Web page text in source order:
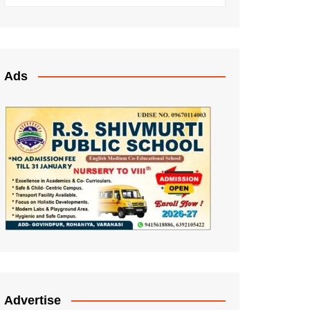
Ads
Advertise